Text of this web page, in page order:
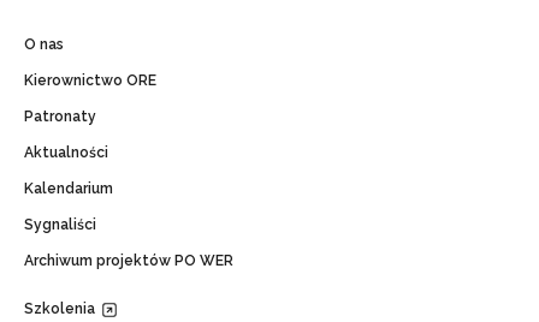
O nas
Kierownictwo ORE
Patronaty
Aktualności
Kalendarium
Sygnaliści
Archiwum projektów PO WER
Szkolenia